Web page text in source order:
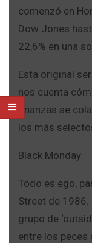
comenzó en
Dow Jones
22,6% en una
Esta original
nos cuenta
finanzas se
los más
Black Monday
Todo es ego,
Street de 1986.
grupo de
entre los peces